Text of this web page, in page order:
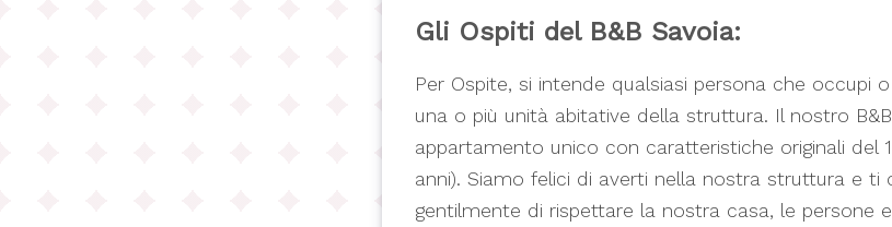
Gli Ospiti del B&B Savoia:
Per Ospite, si intende qualsiasi persona che occupi
una o più unità abitative della struttura. Il nostro
appartamento unico con caratteristiche originali del
anni). Siamo felici di averti nella nostra struttura e ti
gentilmente di rispettare la nostra casa, le persone